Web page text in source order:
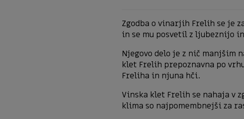
Zgodba o vinarjih Frelih se je
in se mu posvetil z ljubeznijo
Njegovo delo je z nič manjšim
klet Frelih prepoznavna po
Freliha in njuna hči.
Vinska klet Frelih se nahaja v
klima so najpomembnejši za